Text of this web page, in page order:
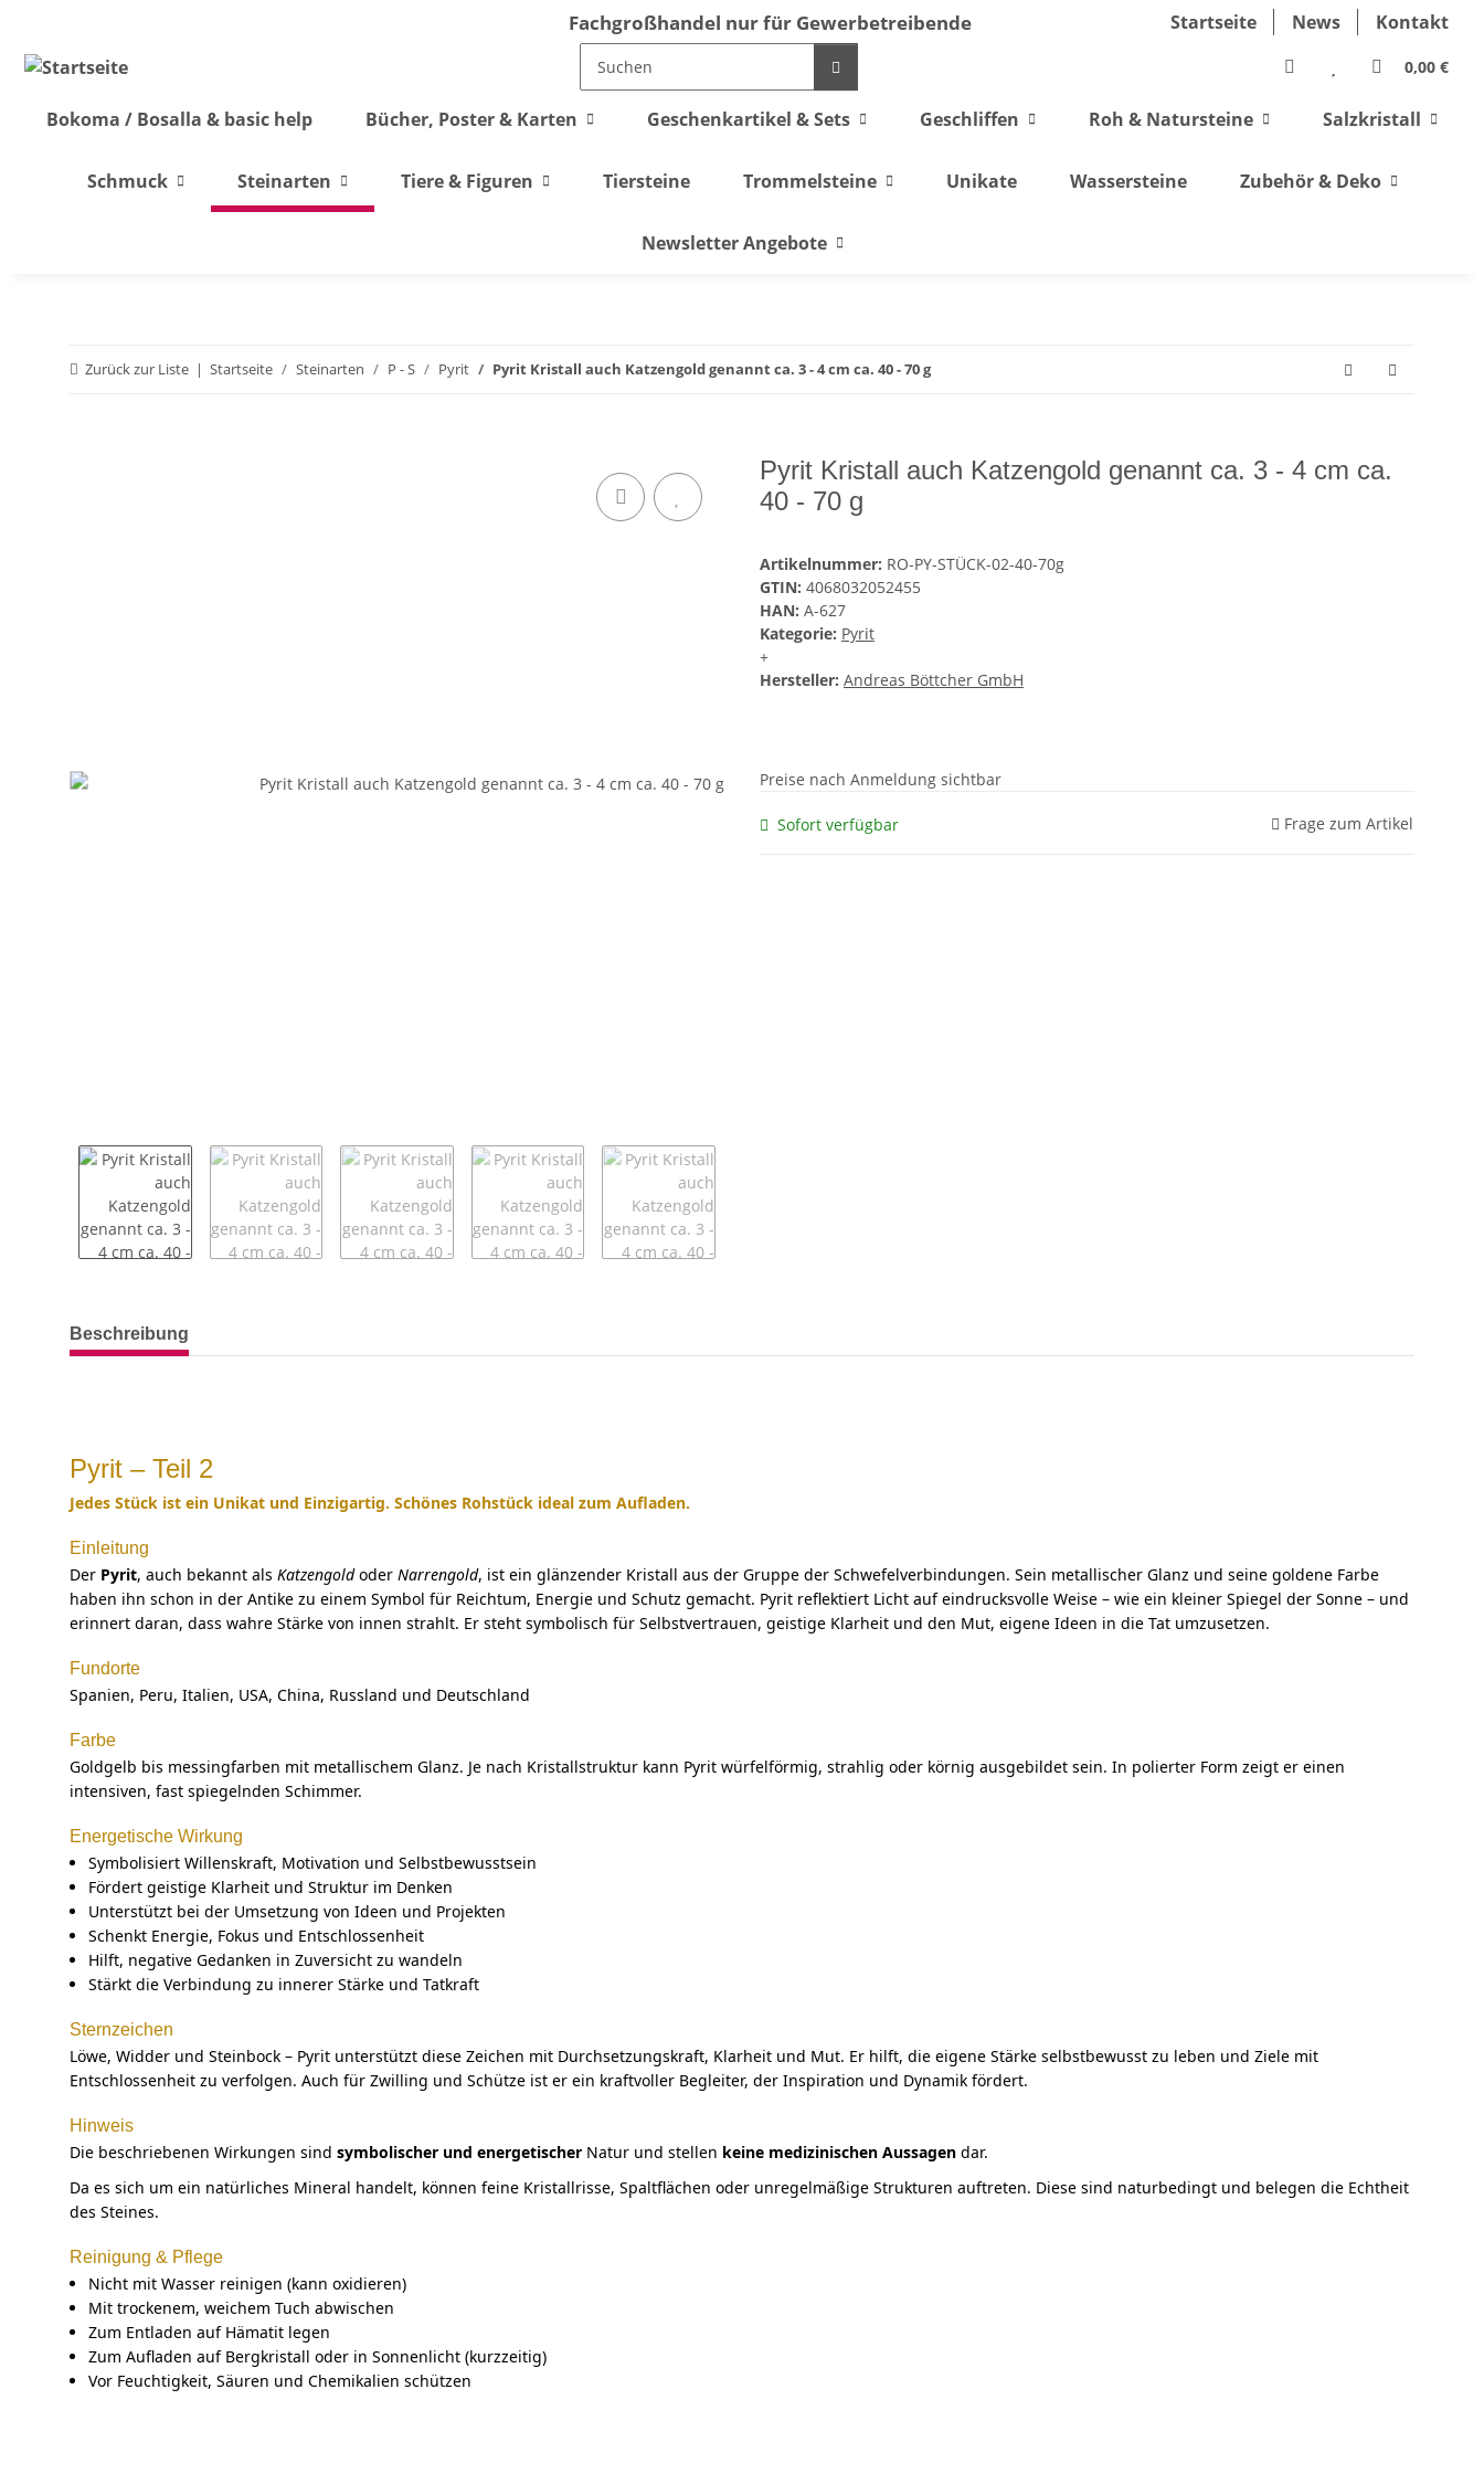
Fachgroßhandel nur für Gewerbetreibende Startseite News Kontakt
0,00 €
Bokoma / Bosalla & basic help Bücher, Poster & Karten Geschenkartikel & Sets Geschliffen Roh & Natursteine Salzkristall
Schmuck Steinarten Tiere & Figuren Tiersteine Trommelsteine Unikate Wassersteine Zubehör & Deko
Newsletter Angebote
Zurück zur Liste Startseite Steinarten P - S Pyrit Pyrit Kristall auch Katzengold genannt ca. 3 - 4 cm ca. 40 - 70 g
Pyrit Kristall auch Katzengold genannt ca. 3 - 4 cm ca.
40 - 70 g
Artikelnummer: RO-PY-STÜCK-02-40-70g
GTIN: 4068032052455
HAN: A-627
Kategorie: Pyrit
+
Hersteller: Andreas Böttcher GmbH
Preise nach Anmeldung sichtbar
Sofort verfügbar Frage zum Artikel
weitere Registerkarten anzeigen
Beschreibung
Pyrit – Teil 2
Jedes Stück ist ein Unikat und Einzigartig. Schönes Rohstück ideal zum Aufladen.
Einleitung
Der Pyrit, auch bekannt als Katzengoldoder Narrengold, ist ein glänzender Kristall aus der Gruppe der Schwefelverbindungen. Sein metallischer Glanz und seine goldene Farbe
haben ihn schon in der Antike zu einem Symbol für Reichtum, Energie und Schutz gemacht. Pyrit reflektiert Licht auf eindrucksvolle Weise – wie ein kleiner Spiegel der Sonne – und
erinnert daran, dass wahre Stärke von innen strahlt. Er steht symbolisch für Selbstvertrauen, geistige Klarheit und den Mut, eigene Ideen in die Tat umzusetzen.
Fundorte
Spanien, Peru, Italien, USA, China, Russland und Deutschland
Farbe
Goldgelb bis messingfarben mit metallischem Glanz. Je nach Kristallstruktur kann Pyrit würfelförmig, strahlig oder körnig ausgebildet sein. In polierter Form zeigt er einen
intensiven, fast spiegelnden Schimmer.
Energetische Wirkung
Symbolisiert Willenskraft, Motivation und Selbstbewusstsein
Fördert geistige Klarheit und Struktur im Denken
Unterstützt bei der Umsetzung von Ideen und Projekten
Schenkt Energie, Fokus und Entschlossenheit
Hilft, negative Gedanken in Zuversicht zu wandeln
Stärkt die Verbindung zu innerer Stärke und Tatkraft
Sternzeichen
Löwe, Widder und Steinbock – Pyrit unterstützt diese Zeichen mit Durchsetzungskraft, Klarheit und Mut. Er hilft, die eigene Stärke selbstbewusst zu leben und Ziele mit
Entschlossenheit zu verfolgen. Auch für Zwilling und Schütze ist er ein kraftvoller Begleiter, der Inspiration und Dynamik fördert.
Hinweis
Die beschriebenen Wirkungen sind symbolischer und energetischer Natur und stellen keine medizinischen Aussagen dar.
Da es sich um ein natürliches Mineral handelt, können feine Kristallrisse, Spaltflächen oder unregelmäßige Strukturen auftreten. Diese sind naturbedingt und belegen die Echtheit
des Steines.
Reinigung & Pflege
Nicht mit Wasser reinigen (kann oxidieren)
Mit trockenem, weichem Tuch abwischen
Zum Entladen auf Hämatit legen
Zum Aufladen auf Bergkristall oder in Sonnenlicht (kurzzeitig)
Vor Feuchtigkeit, Säuren und Chemikalien schützen